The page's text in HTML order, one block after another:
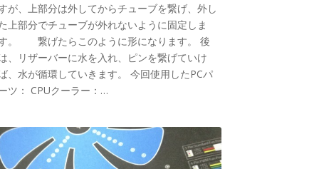
が、上部分は外してからチューブを繋げ、外し
上部分でチューブが外れないように固定しま
。 繋げたらこのように形になります。 後
、リザーバーに水を入れ、ピンを繋げていけ
、水が循環していきます。 今回使用したPCパ
ツ： CPUクーラー：…